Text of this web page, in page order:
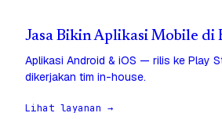
Jasa Bikin Aplikasi Mobile di
Aplikasi Android & iOS — rilis ke Play
dikerjakan tim in-house.
Lihat layanan →